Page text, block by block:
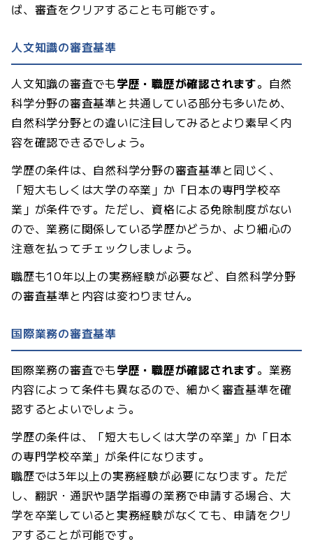
ば、審査をクリアすることも可能です。
人文知識の審査基準
人文知識の審査でも学歴・職歴が確認されます。自然
科学分野の審査基準と共通している部分も多いため、
自然科学分野との違いに注目してみるとより素早く内
容を確認できるでしょう。
学歴の条件は、自然科学分野の審査基準と同じく、
「短大もしくは大学の卒業」か「日本の専門学校卒
業」が条件です。ただし、資格による免除制度がない
ので、業務に関係している学歴かどうか、より細心の
注意を払ってチェックしましょう。
職歴も10年以上の実務経験が必要など、自然科学分野
の審査基準と内容は変わりません。
国際業務の審査基準
国際業務の審査でも学歴・職歴が確認されます。業務
内容によって条件も異なるので、細かく審査基準を確
認するとよいでしょう。
学歴の条件は、「短大もしくは大学の卒業」か「日本
の専門学校卒業」が条件になります。
職歴では3年以上の実務経験が必要になります。ただ
し、翻訳・通訳や語学指導の業務で申請する場合、大
学を卒業していると実務経験がなくても、申請をクリ
アすることが可能です。